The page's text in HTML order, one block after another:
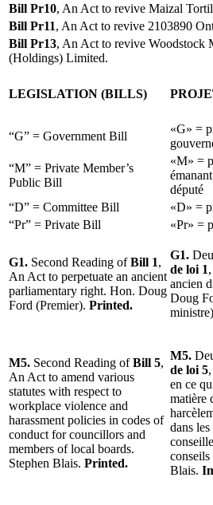
Bill Pr10, An Act to revive Maizal
Bill Pr11, An Act to revive 2103890
Bill Pr13, An Act to revive Woodstock
(Holdings) Limited.
LEGISLATION (BILLS)
“G” = Government Bill
«G» =
“M” = Private Member’s
Public Bill
«M» =
député
“D” = Committee Bill
«D» =
“Pr” = Private Bill
«Pr» =
G1. Second Reading ofBill 1,
An Act to perpetuate an ancient
parliamentary right. Hon. Doug
Ford (Premier). Printed.
G1.
de loi 1
ancien
Doug
M5. Second Reading ofBill 5,
An Act to amend various
statutes with respect to
workplace violence and
harassment policies in codes of
conduct for councillors and
members of local boards.
Stephen Blais. Printed.
M5.
de loi 5
en ce
matière
dans
conseils
Blais.